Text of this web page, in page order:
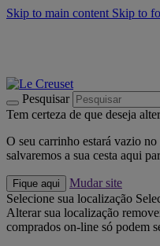
Skip to main content Skip to
Pesquisar
Tem certeza de que deseja
O seu carrinho estará vazio
salvaremos a sua cesta aqui
Fique aqui
Mudar site
Selecione sua localização
Alterar sua localização
comprados on-line só podem